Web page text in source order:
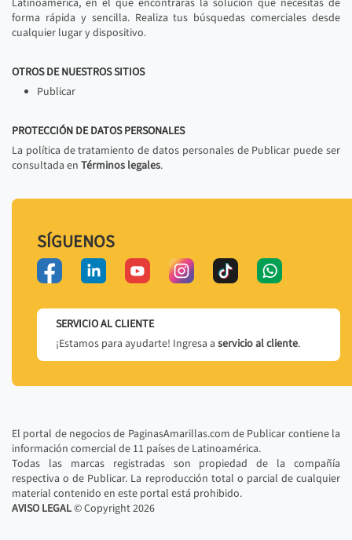
forma rápida y sencilla. Realiza tus búsquedas comerciales desde
cualquier lugar y dispositivo.
OTROS DE NUESTROS SITIOS
Publicar
PROTECCIÓN DE DATOS PERSONALES
La política de tratamiento de datos personales de Publicar puede ser
consultada en Términos legales.
SÍGUENOS
SERVICIO AL CLIENTE
¡Estamos para ayudarte! Ingresa a servicio al cliente.
El portal de negocios de PaginasAmarillas.com de Publicar contiene la
información comercial de 11 países de Latinoamérica.
Todas las marcas registradas son propiedad de la compañía
respectiva o de Publicar. La reproducción total o parcial de cualquier
material contenido en este portal está prohibido.
AVISO LEGAL© Copyright2026